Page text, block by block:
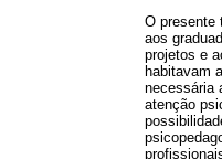
O presente
aos
projetos e
habitavam
necessária
atenção